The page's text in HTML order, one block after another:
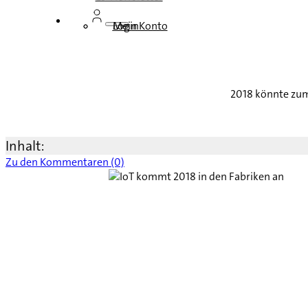
Login
Mein Konto
2018 könnte
Inhalt:
Zu den Kommentaren (0)